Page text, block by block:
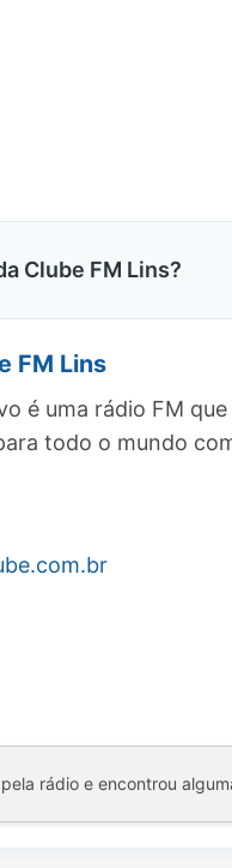
Clube FM Lins?
FM Lins
é uma rádio FM
todo o mundo
rádio e encontrou